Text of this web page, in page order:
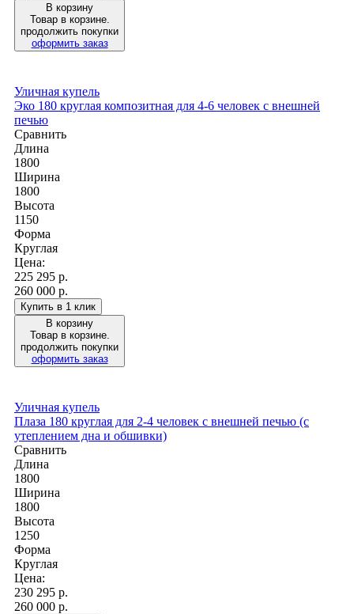
В корзину
Товар в корзине.
продолжить покупки
оформить заказ
Уличная купель
Эко 180 круглая композитная для 4-6 человек с внешней
печью
Сравнить
Длина
1800
Ширина
1800
Высота
1150
Форма
Круглая
Цена:
225 295 р.
260 000 р.
Купить в 1 клик
В корзину
Товар в корзине.
продолжить покупки
оформить заказ
Уличная купель
Плаза 180 круглая для 2-4 человек с внешней печью (с
утеплением дна и обшивки)
Сравнить
Длина
1800
Ширина
1800
Высота
1250
Форма
Круглая
Цена:
230 295 р.
260 000 р.